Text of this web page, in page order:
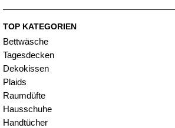
TOP KATEGORIEN
Bettwäsche
Tagesdecken
Dekokissen
Plaids
Raumdüfte
Hausschuhe
Handtücher